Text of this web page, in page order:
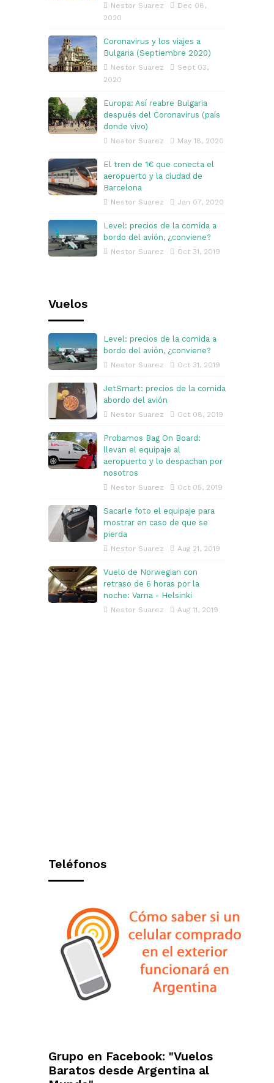
Nestor Suarez
Dec 08,
2020
Coronavirus y los viajes a
Bulgaria (Septiembre 2020)
Nestor Suarez
Sept 03,
2020
Europa: Así reabre Bulgaria
después del Coronavirus (país
donde vivo)
Nestor Suarez May 18, 2020
El tren de 1€ que conecta el
aeropuerto y la ciudad de
Barcelona
Nestor Suarez Jan 07, 2020
Level: precios de la comida a
bordo del avión, ¿conviene?
Nestor Suarez Oct 31, 2019
Vuelos
Level: precios de la comida a
bordo del avión, ¿conviene?
Nestor Suarez Oct 31, 2019
JetSmart: precios de la comida
abordo del avión
Nestor Suarez Oct 08, 2019
Probamos Bag On Board:
llevan el equipaje al
aeropuerto y lo despachan por
nosotros
Nestor Suarez Oct 05, 2019
Sacarle foto el equipaje para
mostrar en caso de que se
pierda
Nestor Suarez Aug 21, 2019
Vuelo de Norwegian con
retraso de 6 horas por la
noche: Varna - Helsinki
Nestor Suarez Aug 11, 2019
Teléfonos
Grupo en Facebook: "Vuelos
Baratos desde Argentina al